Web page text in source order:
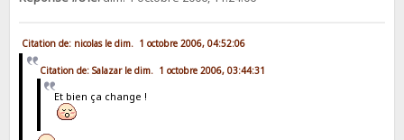
Citation de: nicolas le dim. 1 octobre 2006, 04:52:06
Citation de: Salazar le dim. 1 octobre 2006, 03:44:31
Et bien ça change !